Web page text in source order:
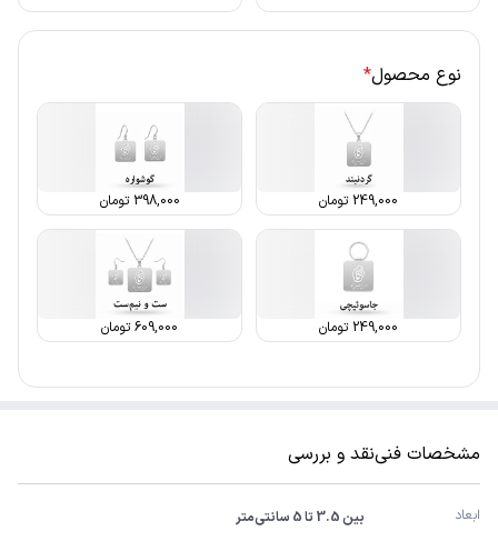
نوع محصول*
249,000 تومان 398,000 تومان
249,000 تومان 609,000تومان
مشخصات فنینقد و بررسی
ابعاد بین 3.5 تا 5 سانتی‌متر